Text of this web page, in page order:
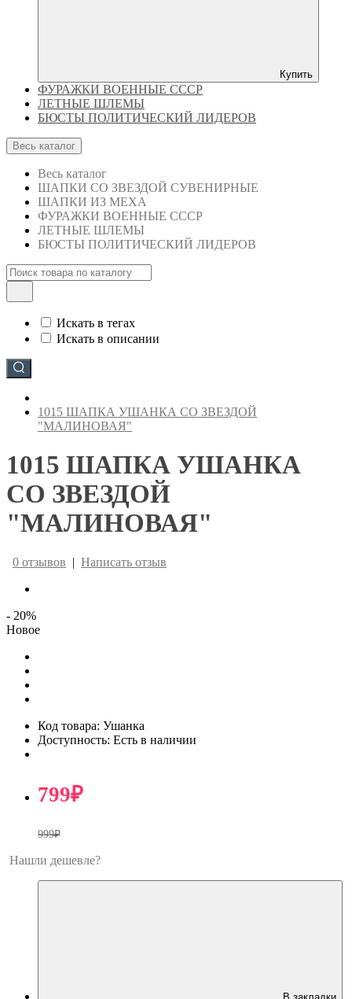
Купить
ФУРАЖКИ ВОЕННЫЕ СССР
ЛЕТНЫЕ ШЛЕМЫ
БЮСТЫ ПОЛИТИЧЕСКИЙ ЛИДЕРОВ
Весь каталог
Весь каталог
ШАПКИ СО ЗВЕЗДОЙ СУВЕНИРНЫЕ
ШАПКИ ИЗ МЕХА
ФУРАЖКИ ВОЕННЫЕ СССР
ЛЕТНЫЕ ШЛЕМЫ
БЮСТЫ ПОЛИТИЧЕСКИЙ ЛИДЕРОВ
Искать в тегах
Искать в описании
1015 ШАПКА УШАНКА СО ЗВЕЗДОЙ
"МАЛИНОВАЯ"
1015 ШАПКА УШАНКА
СО ЗВЕЗДОЙ
"МАЛИНОВАЯ"
0 отзывов | Написать отзыв
- 20%
Новое
Код товара: Ушанка
Доступность: Есть в наличии
799₽
999₽
Нашли дешевле?